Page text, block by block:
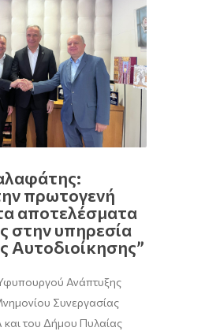
πρωτογενή
αποτελέσματα
στην υπηρεσία
Αυτοδιοίκησης”
Ανάπτυξης
Συνεργασίας
του Δήμου Πυλαίας